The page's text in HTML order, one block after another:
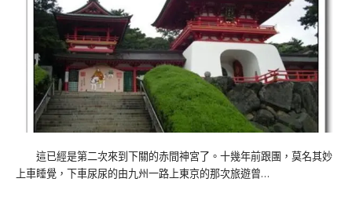
這已經是第二次來到下關的赤間神宮了。十幾年前跟團，莫名其妙
上車睡覺，下車尿尿的由九州一路上東京的那次旅遊曾…